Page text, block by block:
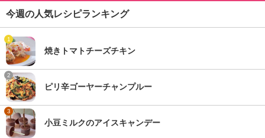
今週の人気レシピランキング
1
焼きトマトチーズチキン
2
ピリ辛ゴーヤーチャンプルー
3
小豆ミルクのアイスキャンデー